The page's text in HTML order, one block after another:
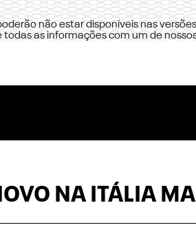
não estar disponíveis nas
as informações com um de
NA ITÁLIA